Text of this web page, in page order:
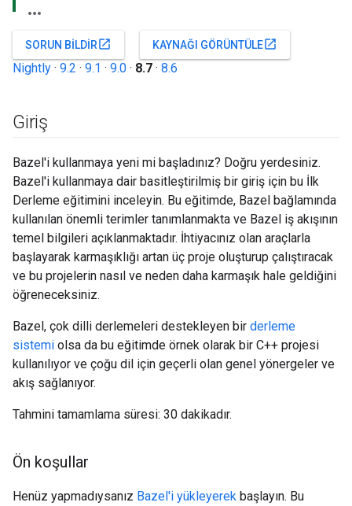
SORUN BILDIRopen_in_new KAYNAĞI GÖRÜNTÜLEopen_in_new
Nightly · 9.2 · 9.1 · 9.0 · 8.7 · 8.6
Giriş
Bazel'i kullanmaya yeni mi başladınız? Doğru yerdesiniz.
Bazel'i kullanmaya dair basitleştirilmiş bir giriş için bu İlk
Derleme eğitimini inceleyin. Bu eğitimde, Bazel bağlamında
kullanılan önemli terimler tanımlanmakta ve Bazel iş akışının
temel bilgileri açıklanmaktadır. İhtiyacınız olan araçlarla
başlayarak karmaşıklığı artan üç proje oluşturup çalıştıracak
ve bu projelerin nasıl ve neden daha karmaşık hale geldiğini
öğreneceksiniz.
Bazel, çok dilli derlemeleri destekleyen bir derleme
sistemi olsa da bu eğitimde örnek olarak bir C++ projesi
kullanılıyor ve çoğu dil için geçerli olan genel yönergeler ve
akış sağlanıyor.
Tahmini tamamlama süresi: 30 dakikadır.
Ön koşullar
Henüz yapmadıysanız Bazel'i yükleyerek başlayın. Bu